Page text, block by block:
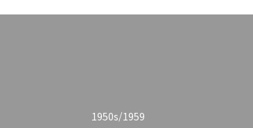
1950s/1959